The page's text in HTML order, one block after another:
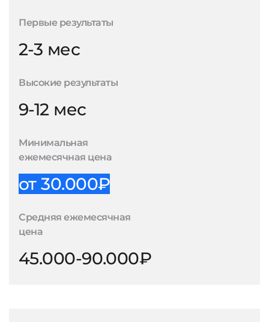
Первые результаты
2-3 мес
Высокие результаты
9-12 мес
Минимальная
ежемесячная цена
от 30.000₽
Средняя ежемесячная
цена
45.000-90.000₽